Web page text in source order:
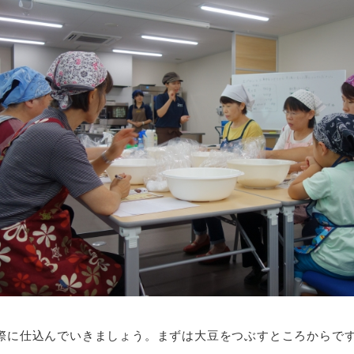
に仕込んでいきましょう。まずは大豆をつぶすところからで